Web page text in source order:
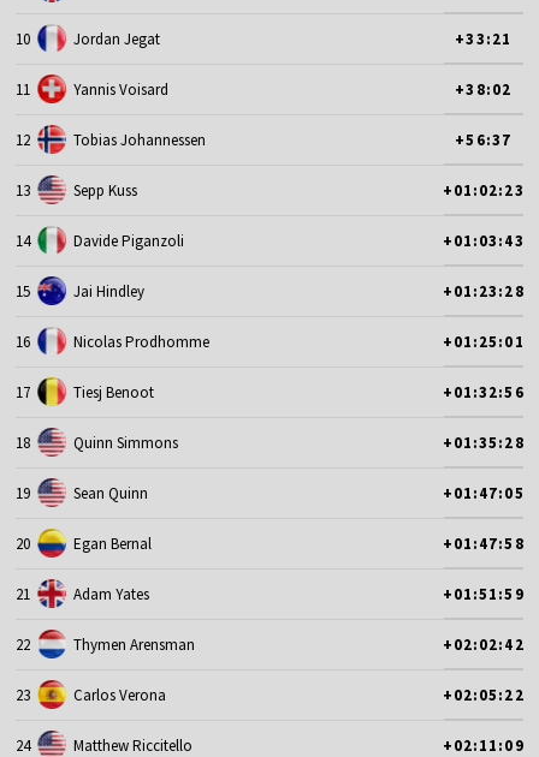
10 Jordan Jegat +33:21
11 Yannis Voisard +38:02
12 Tobias Johannessen +56:37
13 Sepp Kuss +01:02:23
14 Davide Piganzoli +01:03:43
15 Jai Hindley +01:23:28
16 Nicolas Prodhomme +01:25:01
17 Tiesj Benoot +01:32:56
18 Quinn Simmons +01:35:28
19 Sean Quinn +01:47:05
20 Egan Bernal +01:47:58
21 Adam Yates +01:51:59
22 Thymen Arensman +02:02:42
23 Carlos Verona +02:05:22
24 Matthew Riccitello +02:11:09